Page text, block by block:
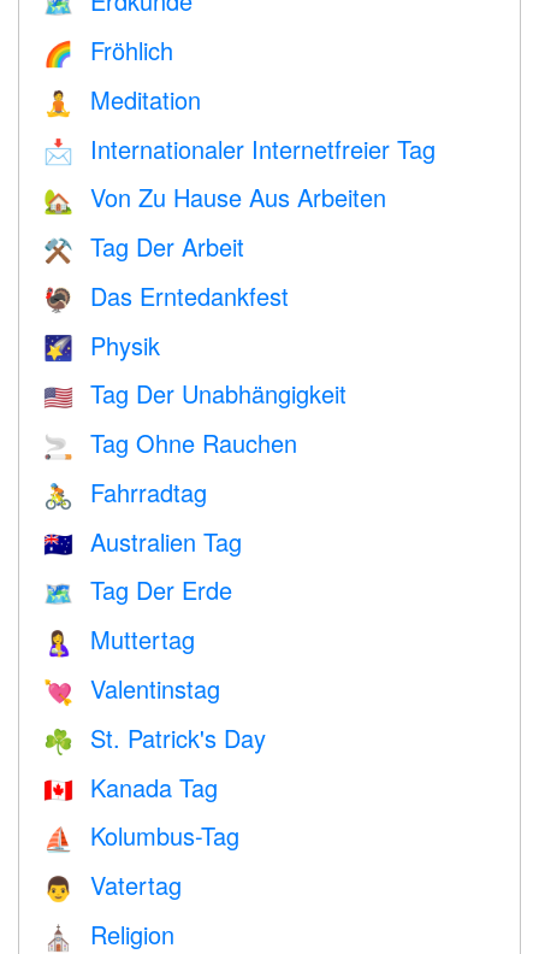
🌈 Fröhlich
🧘 Meditation
📩 Internationaler Internetfreier Tag
🏡 Von Zu Hause Aus Arbeiten
⚒️ Tag Der Arbeit
🦃 Das Erntedankfest
🌠 Physik
🇺🇸 Tag Der Unabhängigkeit
🚬 Tag Ohne Rauchen
🚴 Fahrradtag
🇦🇺 Australien Tag
🗺️ Tag Der Erde
🤱 Muttertag
💘 Valentinstag
☘️ St. Patrick's Day
🇨🇦 Kanada Tag
⛵️ Kolumbus-Tag
👨 Vatertag
⛪️ Religion